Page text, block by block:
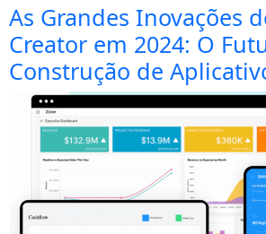
As Grandes Inovações
Creator em 2024: O
Construção de